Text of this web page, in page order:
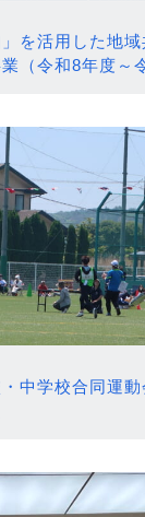
を活用した地
（令和8年度～
中学校合同運